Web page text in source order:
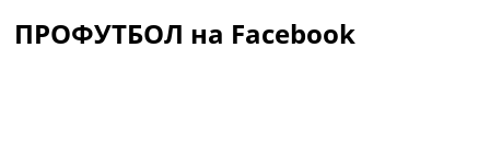
ПРОФУТБОЛ на Facebook